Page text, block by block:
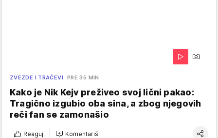
ZVEZDE I TRAČEVI PRE 35 MIN
Kako je Nik Kejv preživeo svoj lični pakao:
Tragično izgubio oba sina, a zbog njegovih
reči fan se zamonašio
Reaguj Komentariši